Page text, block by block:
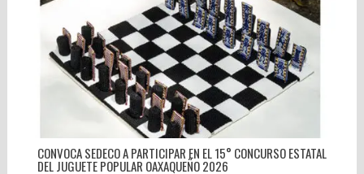
CONVOCA SEDECO A PARTICIPAR EN EL 15° CONCURSO ESTATAL
DEL JUGUETE POPULAR OAXAQUEÑO 2026